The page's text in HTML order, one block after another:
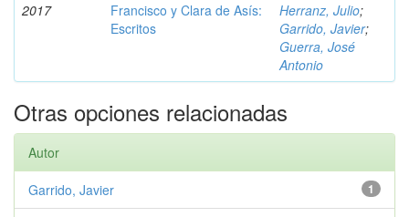
2017
Francisco y Clara de Asís:
Escritos
Herranz, Julio;
Garrido, Javier;
Guerra, José
Antonio
Otras opciones relacionadas
Autor
1
Garrido, Javier